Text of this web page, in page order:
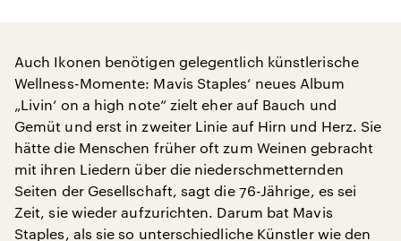
Auch Ikonen benötigen gelegentlich künstlerische
Wellness-Momente: Mavis Staples‘ neues Album
„Livin‘ on a high note“ zielt eher auf Bauch und
Gemüt und erst in zweiter Linie auf Hirn und Herz. Sie
hätte die Menschen früher oft zum Weinen gebracht
mit ihren Liedern über die niederschmetternden
Seiten der Gesellschaft, sagt die 76-Jährige, es sei
Zeit, sie wieder aufzurichten. Darum bat Mavis
Staples, als sie so unterschiedliche Künstler wie den